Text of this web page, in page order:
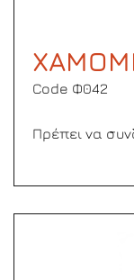
Code Φ042
Πρέπει να